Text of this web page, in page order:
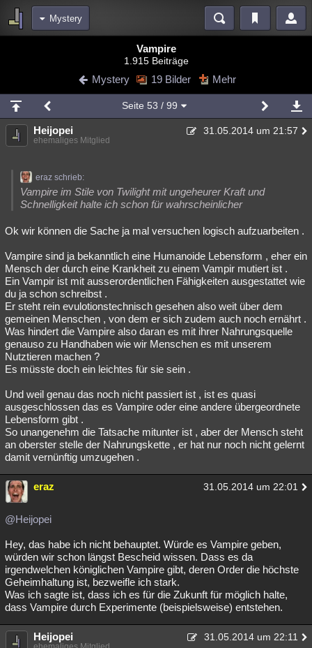
Mystery
Blogs Videos
Chat Wiki Neuigkeiten
meine Rubriken
Menschen Mystery Kriminalfälle
Natur Umfragen Unterhaltung
weitere Rubriken
Philosophie Träume Orte Esoterik Literatur
Astronomie Helpdesk Gruppen Gaming Filme
Musik Clash Verbesserungen Allmystery English
Übersichten
Besucht Teilgenommen Alle Neue Geschlossen
Lesenswert Schlüsselwörter
Vampire
1.915 Beiträge
Mystery 19 Bilder Mehr
Seite 53 / 99
Heijopei 31.05.2014 um 21:57
ehemaliges Mitglied
eraz schrieb:
Vampire im Stile von Twilight mit ungeheurer Kraft und
Schnelligkeit halte ich schon für wahrscheinlicher
Ok wir können die Sache ja mal versuchen logisch aufzuarbeiten .
Vampire sind ja bekanntlich eine Humanoide Lebensform , eher ein
Mensch der durch eine Krankheit zu einem Vampir mutiert ist .
Ein Vampir ist mit ausserordentlichen Fähigkeiten ausgestattet wie
du ja schon schreibst .
Er steht rein evulotionstechnisch gesehen also weit über dem
gemeinen Menschen , von dem er sich zudem auch noch ernährt .
Was hindert die Vampire also daran es mit ihrer Nahrungsquelle
genauso zu Handhaben wie wir Menschen es mit unserem
Nutztieren machen ?
Es müsste doch ein leichtes für sie sein .
Und weil genau das noch nicht passiert ist , ist es quasi
ausgeschlossen das es Vampire oder eine andere übergeordnete
Lebensform gibt .
So unangenehm die Tatsache mitunter ist , aber der Mensch steht
an oberster stelle der Nahrungskette , er hat nur noch nicht gelernt
damit vernünftig umzugehen .
eraz 31.05.2014 um 22:01
@Heijopei
Hey, das habe ich nicht behauptet. Würde es Vampire geben,
würden wir schon längst Bescheid wissen. Dass es da
irgendwelchen königlichen Vampire gibt, deren Order die höchste
Geheimhaltung ist, bezweifle ich stark.
Was ich sagte ist, dass ich es für die Zukunft für möglich halte,
dass Vampire durch Experimente (beispielsweise) entstehen.
Heijopei 31.05.2014 um 22:11